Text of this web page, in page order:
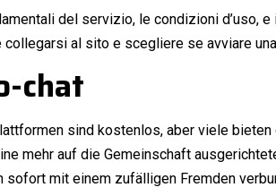
del servizio, le condizioni
al sito e scegliere se avviare
chat
sind kostenlos, aber viele
mehr auf die Gemeinschaft
sofort mit einem zufälligen Fremden